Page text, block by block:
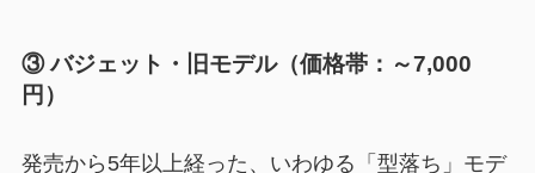
③ バジェット・旧モデル（価格帯：～7,000
円）
発売から5年以上経った、いわゆる「型落ち」モデ